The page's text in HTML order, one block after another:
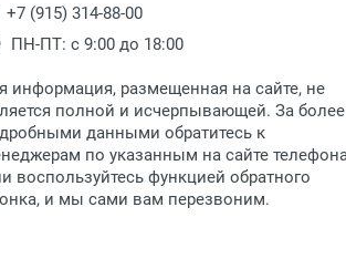
Доставка по Москве
Доставляем товар по
Доставка транспортными
Данный способ доставки
Мы сотрудничаем с
быстро подберем для Вас
+7 (915) 314-88-00
ПН-ПТ: с 9:00 до 18:00
информация, размещенная на сайте, не
полной и исчерпывающей. За более
данными обратитесь к
по указанным на сайте
воспользуйтесь функцией обратного
и мы сами вам перезвоним.